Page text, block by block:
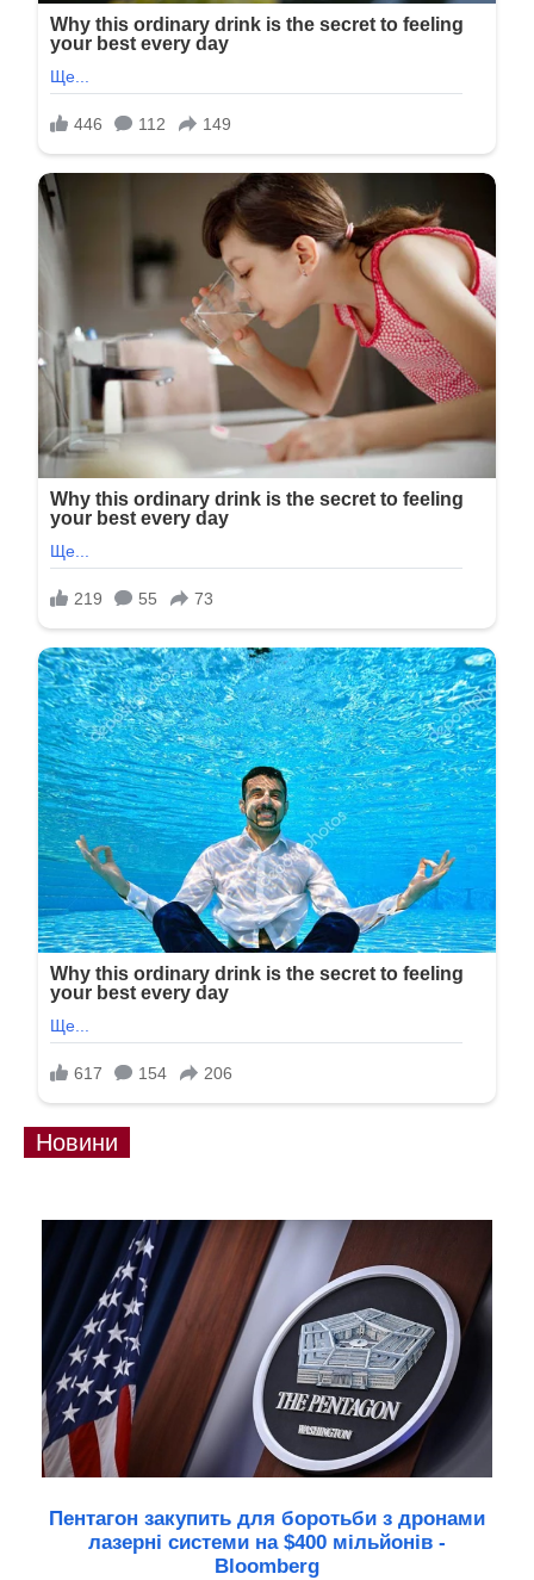
Новини
Пентагон закупить для боротьби з дронами
лазерні системи на $400 мільйонів -
Bloomberg